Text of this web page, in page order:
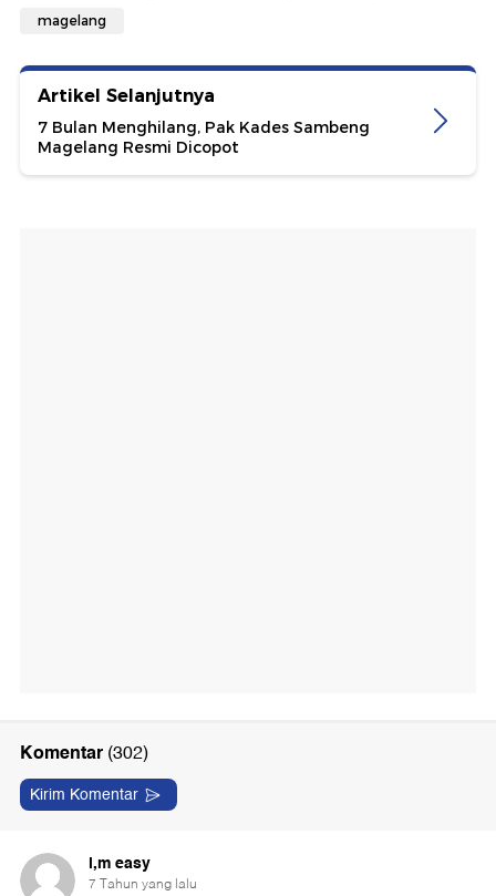
magelang
Artikel Selanjutnya
7 Bulan Menghilang, Pak Kades Sambeng
Magelang Resmi Dicopot